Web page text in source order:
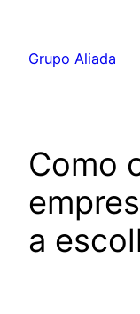
Grupo Aliada
Como
a